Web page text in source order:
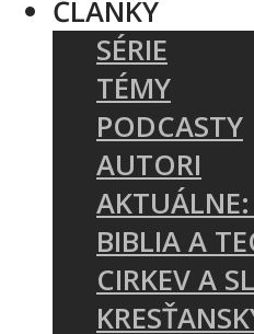
ČLÁNKY
SÉRIE
TÉMY
PODCASTY
AUTORI
BIBLIA A
CIRKEV A